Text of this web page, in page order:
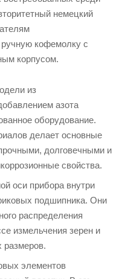
немецкий
кофемолку с
корпусом.
из
азота
оборудование.
делает основные
долговечными и
свойства.
оси прибора внутри
подшипника. Они
распределения
измельчения зерен и
размеров.
элементов